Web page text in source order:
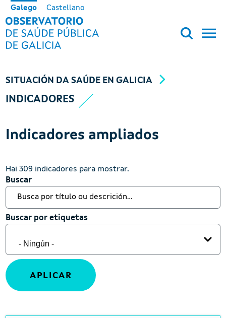
Ir o contido principal
Galego Castellano
OBSERVATORIO DE SALUD
SITUACIÓN DA SAÚDE EN GALICIA
INDICADORES
Indicadores ampliados
Hai 309 indicadores para mostrar.
Buscar
Buscar
Buscar por etiquetas
Buscar por etiquetas